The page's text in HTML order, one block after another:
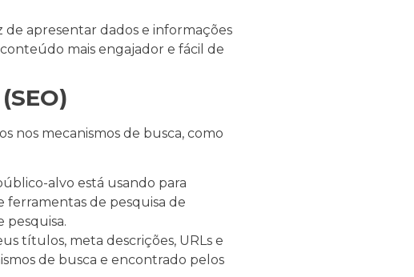
apresentar dados e informações
mais engajador e fácil de
nos mecanismos de busca, como
alvo está usando para
ferramentas de pesquisa de
pesquisa.
títulos, meta descrições, URLs e
de busca e encontrado pelos